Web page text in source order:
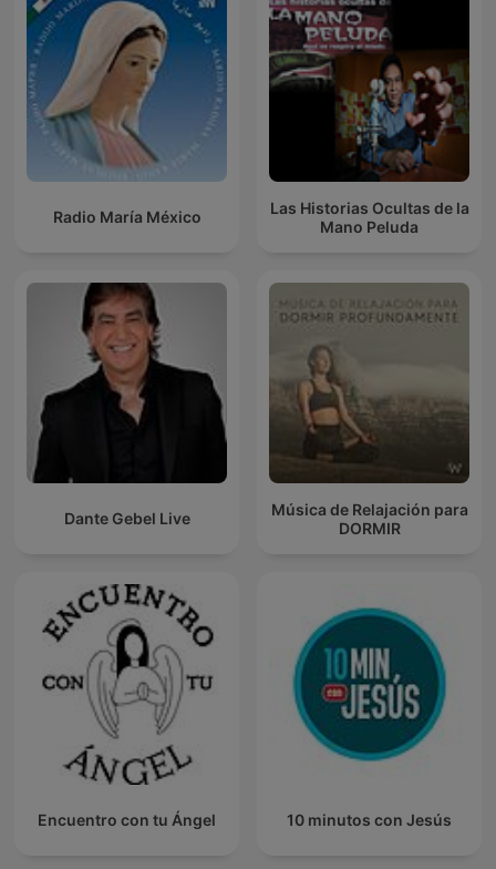
Radio María México
Las Historias Ocultas de la
Mano Peluda
Dante Gebel Live
Música de Relajación para
DORMIR
Encuentro con tu Ángel 10 minutos con Jesús